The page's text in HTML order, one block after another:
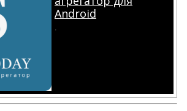
Android
.